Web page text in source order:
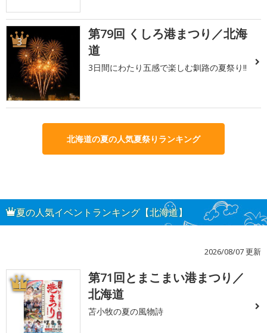
3
第79回 くしろ港まつり／北海
道
3日間にわたり五感で楽しむ釧路の夏祭り!!
北海道の夏の人気夏祭りランキング
夏の人気イベントランキング【北海道】
2026/08/07 更新
1
第71回とまこまい港まつり／
北海道
苫小牧の夏の風物詩